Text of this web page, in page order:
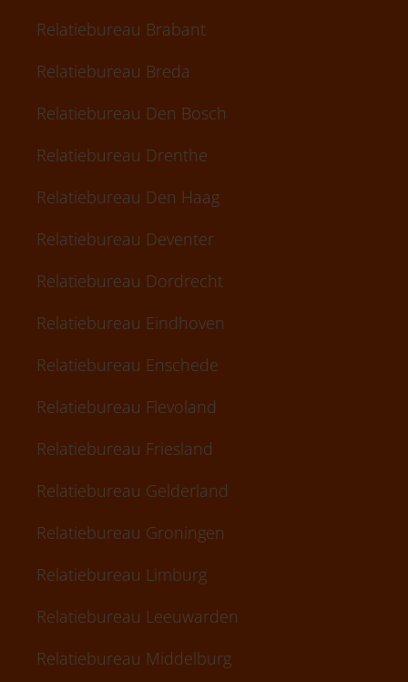
Relatiebureau Brabant
Relatiebureau Breda
Relatiebureau Den Bosch
Relatiebureau Drenthe
Relatiebureau Den Haag
Relatiebureau Deventer
Relatiebureau Dordrecht
Relatiebureau Eindhoven
Relatiebureau Enschede
Relatiebureau Flevoland
Relatiebureau Friesland
Relatiebureau Gelderland
Relatiebureau Groningen
Relatiebureau Limburg
Relatiebureau Leeuwarden
Relatiebureau Middelburg